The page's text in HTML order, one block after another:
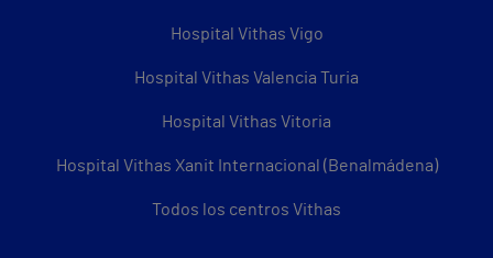
Hospital Vithas Vigo
Hospital Vithas Valencia Turia
Hospital Vithas Vitoria
Hospital Vithas Xanit Internacional (Benalmádena)
Todos los centros Vithas